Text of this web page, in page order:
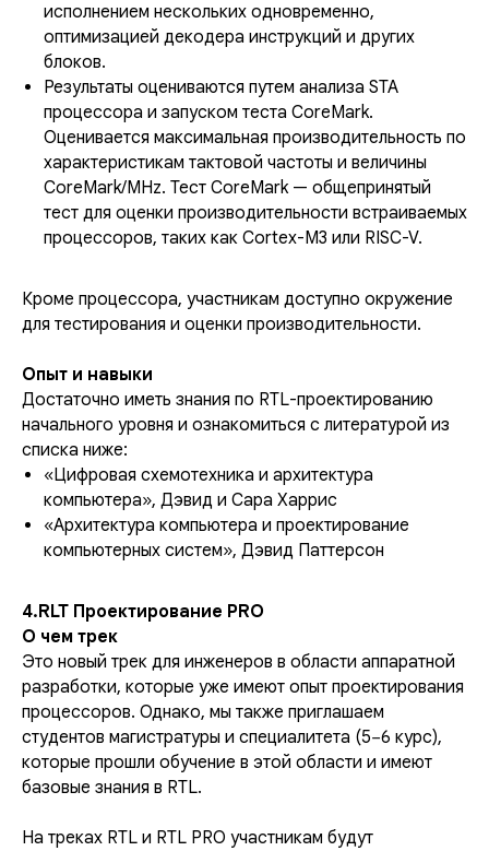
исполнением нескольких одновременно,
оптимизацией декодера инструкций и других
блоков.
Результаты оцениваются путем анализа STA
процессора и запуском теста CoreMark.
Оценивается максимальная производительность по
характеристикам тактовой частоты и величины
CoreMark/МHz. Тест CoreMark — общепринятый
тест для оценки производительности встраиваемых
процессоров, таких как Cortex-M3 или RISC-V.
Кроме процессора, участникам доступно окружение
для тестирования и оценки производительности.
Опыт и навыки
Достаточно иметь знания по RTL-проектированию
начального уровня и ознакомиться с литературой из
списка ниже:
«Цифровая схемотехника и архитектура
компьютера», Дэвид и Сара Харрис
«Архитектура компьютера и проектирование
компьютерных систем», Дэвид Паттерсон
4.RLT Проектирование PRO
О чем трек
Это новый трек для инженеров в области аппаратной
разработки, которые уже имеют опыт проектирования
процессоров. Однако, мы также приглашаем
студентов магистратуры и специалитета (5−6 курс),
которые прошли обучение в этой области и имеют
базовые знания в RTL.
На треках RTL и RTL PRO участникам будут